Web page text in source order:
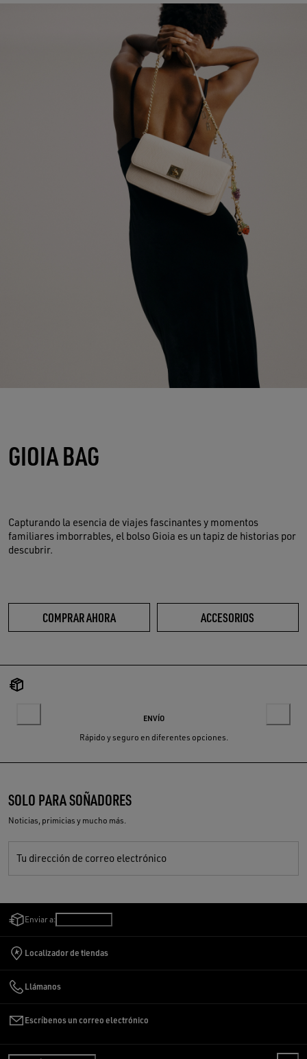
GIOIA BAG
Capturando la esencia de viajes fascinantes y momentos
familiares imborrables, el bolso Gioia es un tapiz de historias por
descubrir.
COMPRAR AHORA ACCESORIOS
ENVÍO
Rápido y seguro en diferentes opciones.
SOLO PARA SOÑADORES
Noticias, primicias y mucho más.
Tu dirección de correo electrónico
Enviar a:
Localizador de tiendas
Llámanos
Escríbenos un correo electrónico